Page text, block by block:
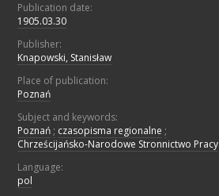
Publication date:
1905.03.30
Publisher:
Knapowski, Stanisław
Place of publication:
Poznań
Subject and keywords:
Poznań ; czasopisma regionalne ;
Chrześcijańsko-Narodowe Stronnictwo Pracy
Language:
pol